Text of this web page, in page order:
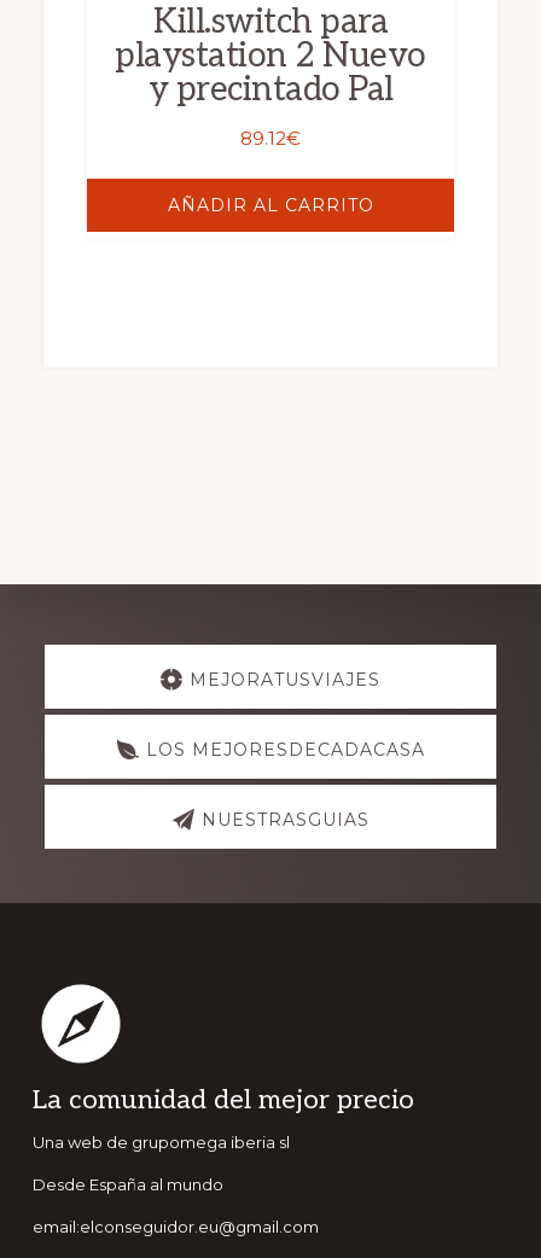
Kill.switch para
playstation 2 Nuevo
y precintado Pal
89.12€
AÑADIR AL CARRITO
Explore
MEJORATUSVIAJES
LOS MEJORESDECADACASA
NUESTRASGUIAS
Footer
La comunidad del mejor precio
Una web de grupomega iberia sl
Desde España al mundo
email:elconseguidor.eu@gmail.com